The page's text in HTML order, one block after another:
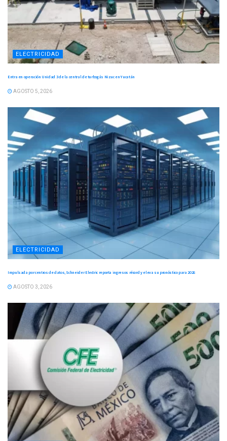
ELECTRICIDAD
Entra en operación Unidad 3 de la central de turbogás Nizuc en Yucatán
AGOSTO 5, 2026
ELECTRICIDAD
Impulsada por centros de datos, Schneider Electric reporta ingresos récord y eleva su pronóstico para 2026
AGOSTO 3, 2026